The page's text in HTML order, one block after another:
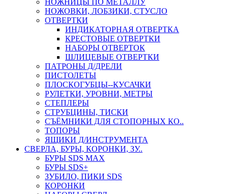
НОЖНИЦЫ ПО МЕТАЛЛУ
НОЖОВКИ, ЛОБЗИКИ, СТУСЛО
ОТВЕРТКИ
ИНДИКАТОРНАЯ ОТВЕРТКА
КРЕСТОВЫЕ ОТВЕРТКИ
НАБОРЫ ОТВЕРТОК
ШЛИЦЕВЫЕ ОТВЕРТКИ
ПАТРОНЫ Д/ДРЕЛИ
ПИСТОЛЕТЫ
ПЛОСКОГУБЦЫ--КУСАЧКИ
РУЛЕТКИ, УРОВНИ, МЕТРЫ
СТЕПЛЕРЫ
СТРУБЦИНЫ, ТИСКИ
СЪЁМНИКИ ДЛЯ СТОПОРНЫХ КО..
ТОПОРЫ
ЯЩИКИ Д/ИНСТРУМЕНТА
СВЕРЛА, БУРЫ, КОРОНКИ, ЗУ..
БУРЫ SDS MAX
БУРЫ SDS+
ЗУБИЛО, ПИКИ SDS
КОРОНКИ